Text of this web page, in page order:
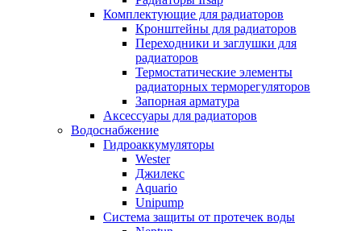
Комплектующие для радиаторов
Кронштейны для радиаторов
Переходники и заглушки для
радиаторов
Термостатические элементы
радиаторных терморегуляторов
Запорная арматура
Аксессуары для радиаторов
Водоснабжение
Гидроаккумуляторы
Wester
Джилекс
Aquario
Unipump
Система защиты от протечек воды